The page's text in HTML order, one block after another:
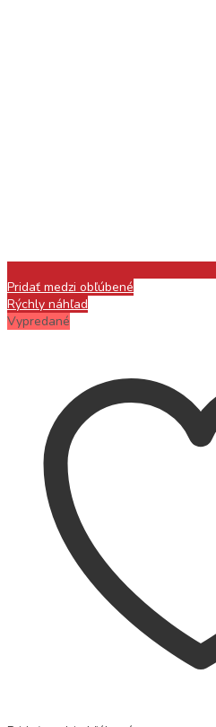
Pridať medzi obľúbené
Rýchly náhľad
Vypredané